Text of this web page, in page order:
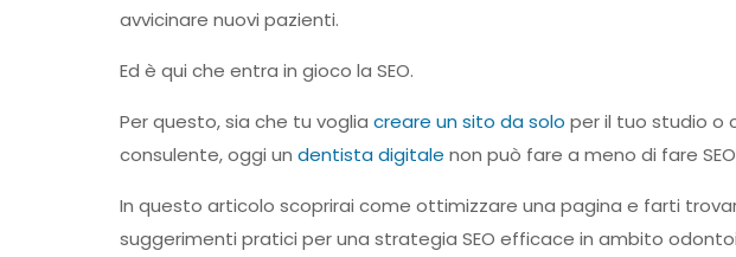
avvicinare nuovi pazienti.
Ed è qui che entra in gioco la SEO.
Per questo, sia che tu voglia creare un sito da solo per il tuo studio o
consulente, oggi un dentista digitale non può fare a meno di fare
In questo articolo scoprirai come ottimizzare una pagina e farti
suggerimenti pratici per una strategia SEO efficace in ambito